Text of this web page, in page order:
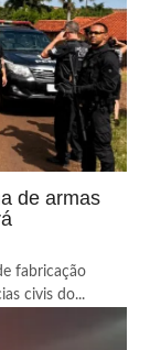
de armas
fabricação
civis do...